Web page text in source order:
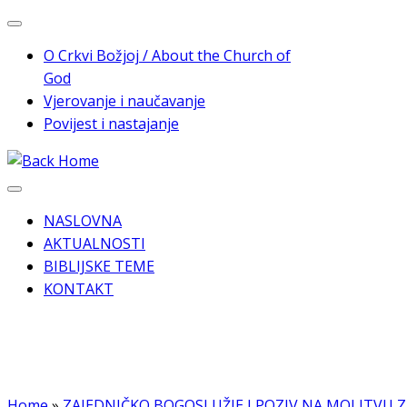
Skip
contentO Crkvi Božjoj / About the Church of
God
Vjerovanje i naučavanje
Povijest i nastajanje
NASLOVNA
AKTUALNOSTI
BIBLIJSKE TEME
KONTAKT